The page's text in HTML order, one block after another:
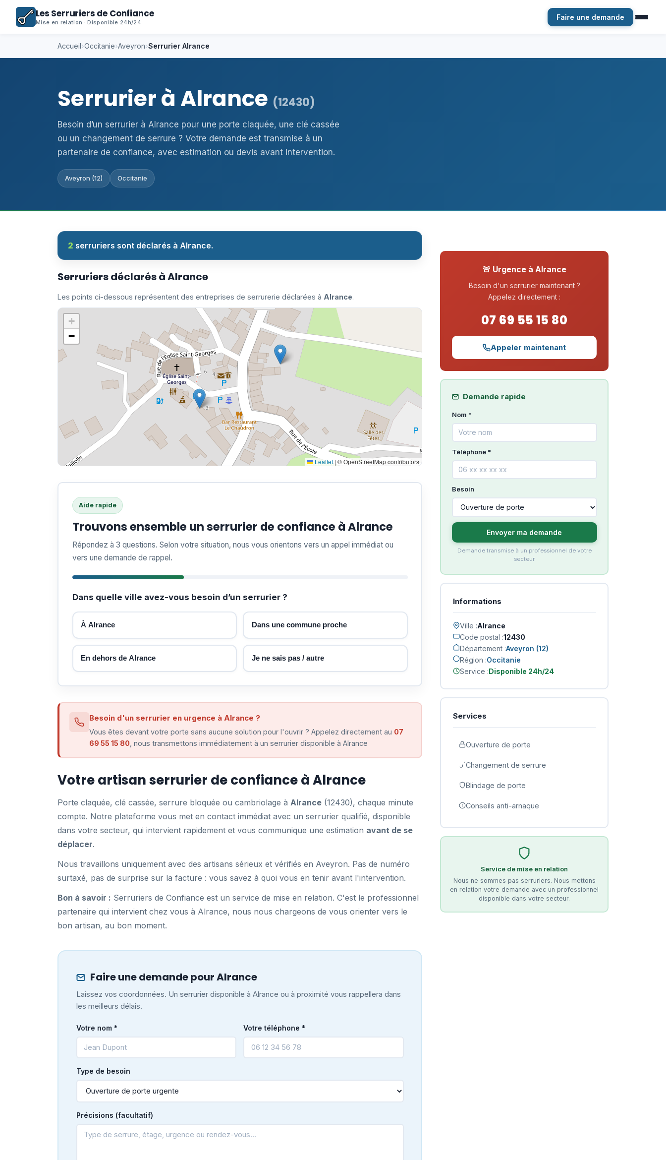
Les Serruriers de Confiance
Mise en relation · Disponible 24h/24
Faire une demande
Accueil›Occitanie›Aveyron›Serrurier Alrance
Serrurier à Alrance (12430)
Besoin d’un serrurier à Alrance pour une porte claquée, une clé cassée
ou un changement de serrure ? Votre demande est transmise à un
partenaire de confiance, avec estimation ou devis avant intervention.
Aveyron (12) Occitanie
2 serruriers sont déclarés à Alrance.
Serruriers déclarés à Alrance
Les points ci-dessous représentent des entreprises de serrurerie déclarées à Alrance.
+
−
Leaflet | © OpenStreetMap contributors
Aide rapide
Trouvons ensemble un serrurier de confiance à Alrance
Répondez à 3 questions. Selon votre situation, nous vous orientons vers un appel immédiat ou
vers une demande de rappel.
Dans quelle ville avez-vous besoin d’un serrurier ?
À Alrance Dans une commune proche
En dehors de Alrance Je ne sais pas / autre
Besoin d'un serrurier en urgence à Alrance ?
Vous êtes devant votre porte sans aucune solution pour l'ouvrir ? Appelez directement au 07
69 55 15 80 , nous transmettons immédiatement à un serrurier disponible à Alrance
Votre artisan serrurier de confiance à Alrance
Porte claquée, clé cassée, serrure bloquée ou cambriolage à Alrance (12430), chaque minute
compte. Notre plateforme vous met en contact immédiat avec un serrurier qualifié, disponible
dans votre secteur, qui intervient rapidement et vous communique une estimation avant de se
déplacer.
Nous travaillons uniquement avec des artisans sérieux et vérifiés en Aveyron. Pas de numéro
surtaxé, pas de surprise sur la facture : vous savez à quoi vous en tenir avant l'intervention.
Bon à savoir : Serruriers de Confiance est un service de mise en relation. C'est le professionnel
partenaire qui intervient chez vous à Alrance, nous nous chargeons de vous orienter vers le
bon artisan, au bon moment.
Faire une demande pour Alrance
Laissez vos coordonnées. Un serrurier disponible à Alrance ou à proximité vous rappellera dans
les meilleurs délais.
Votre nom * Votre téléphone *
Type de besoin
Précisions (facultatif)
🚨 Urgence à Alrance
Besoin d'un serrurier maintenant ?
Appelez directement :
07 69 55 15 80
Appeler maintenant
Demande rapide
Nom *
Téléphone *
Besoin
Envoyer ma demande
Demande transmise à un professionnel de votre
secteur
Informations
Ville :Alrance
Code postal :12430
Département :Aveyron (12)
Région :Occitanie
Service :Disponible 24h/24
Services
Ouverture de porte
Changement de serrure
Blindage de porte
Conseils anti-arnaque
Service de mise en relation
Nous ne sommes pas serruriers. Nous mettons
en relation votre demande avec un professionnel
disponible dans votre secteur.